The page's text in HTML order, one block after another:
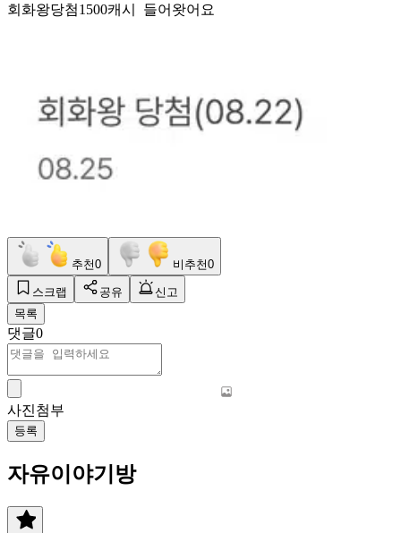
회화왕당첨1500캐시 들어왓어요
추천0 비추천0
스크랩 공유
신고
목록
댓글0
사진첨부
등록
자유이야기방